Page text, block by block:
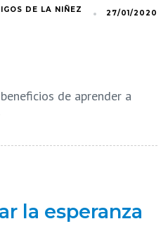
DE LA NIÑEZ
27/01/2020
de aprender a
la esperanza